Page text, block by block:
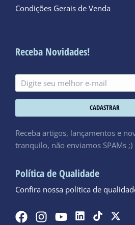
Condições Gerais de Venda
Receba Novidades!
CADASTRAR
Receba artigos, lançamentos e
tranquilo, não enviamos SPAMs ;)
Política de Qualidade
Confira nossa política de